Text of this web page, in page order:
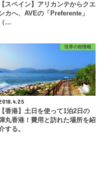
【スペイン】アリカンテからクエ
カへ、AVEの「Preferente」
（…
世界の街情報
【香港】土日を使って1泊2日の
丸香港！費用と訪れた場所を紹
する。